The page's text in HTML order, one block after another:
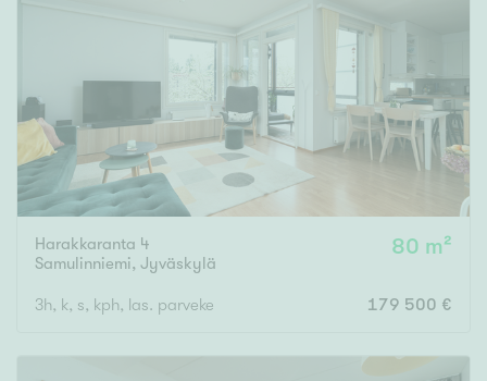
Harakkaranta 4
Samulinniemi, Jyväskylä
80 m²
3h, k, s, kph, las. parveke 179 500 €